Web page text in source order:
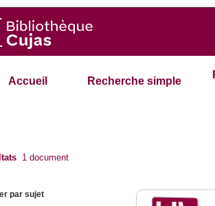
Accueil Recherche simple
1 document
par sujet